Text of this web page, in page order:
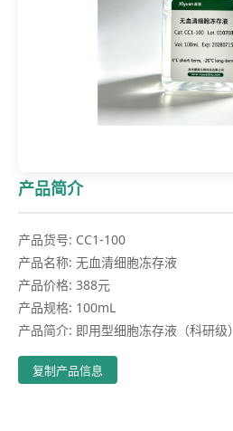
产品简介
产品货号: CC1-100
产品名称: 无血清细胞冻存液
产品价格: 388元
产品规格: 100mL
产品简介: 即用型细胞冻存液（科研级）
复制产品信息